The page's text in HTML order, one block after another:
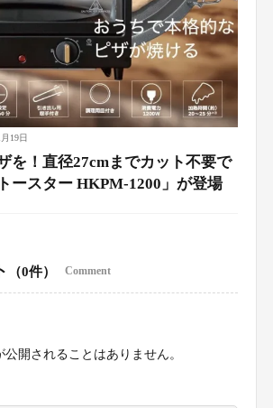
19日
を！直径27cmまでカット不要で
ースター HKPM-1200」が登場
（0件） Comment
開されることはありません。